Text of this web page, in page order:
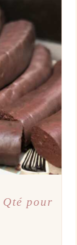
/
pour